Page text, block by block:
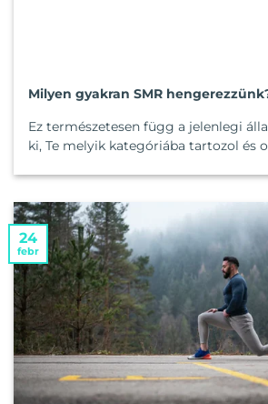
Milyen gyakran SMR
Ez természetesen függ a jelenlegi
ki, Te melyik kategóriába tartozol és
24
febr